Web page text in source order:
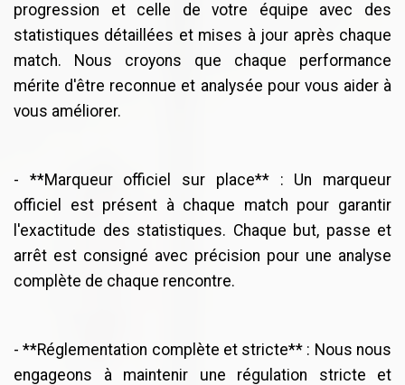
progression et celle de votre équipe avec des
statistiques détaillées et mises à jour après chaque
match. Nous croyons que chaque performance
mérite d'être reconnue et analysée pour vous aider à
vous améliorer.
- **Marqueur officiel sur place** : Un marqueur
officiel est présent à chaque match pour garantir
l'exactitude des statistiques. Chaque but, passe et
arrêt est consigné avec précision pour une analyse
complète de chaque rencontre.
- **Réglementation complète et stricte** : Nous nous
engageons à maintenir une régulation stricte et